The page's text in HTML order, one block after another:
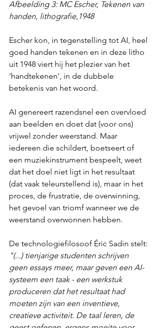
Afbeelding 3: MC Escher, Tekenen van
handen, lithografie,1948
Escher kon, in tegenstelling tot AI, heel
goed handen tekenen en in deze litho
uit 1948 viert hij het plezier van het
'handtekenen', in de dubbele
betekenis van het woord.
AI genereert razendsnel een overvloed
aan beelden en doet dat (voor ons)
vrijwel zonder weerstand. Maar
iedereen die schildert, boetseert of
een muziekinstrument bespeelt, weet
dat het doel niet ligt in het resultaat
(dat vaak teleurstellend is), maar in het
proces, de frustratie, de overwinning,
het gevoel van triomf wanneer we de
weerstand overwonnen hebben.
De technologiefilosoof Éric Sadin stelt:
"(...) tienjarige studenten schrijven
geen essays meer, maar geven een AI-
systeem een taak - een werkstuk
produceren dat het resultaat had
moeten zijn van een inventieve,
creatieve activiteit. De taal leren, de